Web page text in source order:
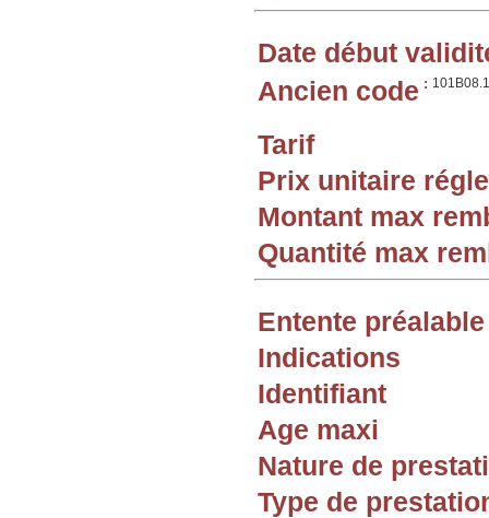
Date début
Ancien code : 101B08.1
Tarif
Prix unitaire
Montant max
Quantité max
Entente préalable
Indications
Identifiant
Age maxi
Nature de
Type de